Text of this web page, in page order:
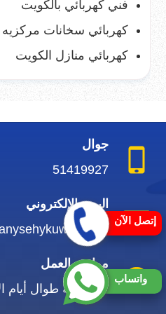
فني كهربائي بالكويت
كهربائي سخانات مركزيه
كهربائي منازل الكويت
جوال
51419927
البريد الإلكتروني
مواعيد العمل
24 ساعة طوال أيام الأسبوع
واتساب
إتصل الآن